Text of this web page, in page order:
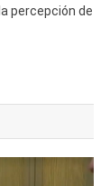
percepción de